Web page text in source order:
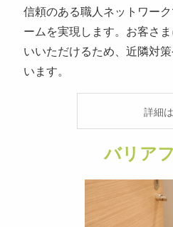
信頼のある職人ネットワー
ームを実現します。お客さ
いいただけるため、近隣対
います。
詳細
バリア